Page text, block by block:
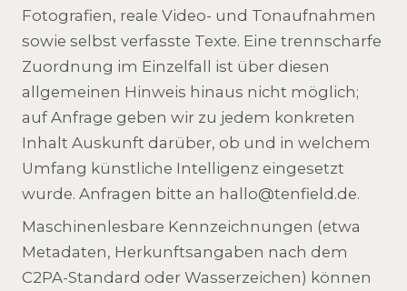
Fotografien, reale Video- und Tonaufnahmen
sowie selbst verfasste Texte. Eine trennscharfe
Zuordnung im Einzelfall ist über diesen
allgemeinen Hinweis hinaus nicht möglich;
auf Anfrage geben wir zu jedem konkreten
Inhalt Auskunft darüber, ob und in welchem
Umfang künstliche Intelligenz eingesetzt
wurde. Anfragen bitte an hallo@tenfield.de.
Maschinenlesbare Kennzeichnungen (etwa
Metadaten, Herkunftsangaben nach dem
C2PA-Standard oder Wasserzeichen) können